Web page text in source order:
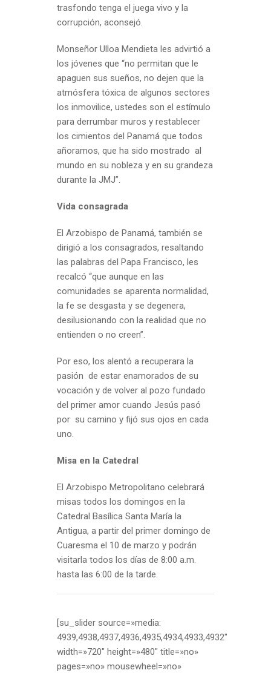
trasfondo tenga el juega vivo y la
corrupción, aconsejó.
Monseñor Ulloa Mendieta les advirtió a
los jóvenes que “no permitan que le
apaguen sus sueños, no dejen que la
atmósfera tóxica de algunos sectores
los inmovilice, ustedes son el estímulo
para derrumbar muros y restablecer
los cimientos del Panamá que todos
añoramos, que ha sido mostrado al
mundo en su nobleza y en su grandeza
durante la JMJ”.
Vida consagrada
El Arzobispo de Panamá, también se
dirigió a los consagrados, resaltando
las palabras del Papa Francisco, les
recalcó “que aunque en las
comunidades se aparenta normalidad,
la fe se desgasta y se degenera,
desilusionando con la realidad que no
entienden o no creen”.
Por eso, los alentó a recuperara la
pasión de estar enamorados de su
vocación y de volver al pozo fundado
del primer amor cuando Jesús pasó
por su camino y fijó sus ojos en cada
uno.
Misa en la Catedral
El Arzobispo Metropolitano celebrará
misas todos los domingos en la
Catedral Basílica Santa María la
Antigua, a partir del primer domingo de
Cuaresma el 10 de marzo y podrán
visitarla todos los días de 8:00 a.m.
hasta las 6:00 de la tarde.
[su_slider source=»media:
4939,4938,4937,4936,4935,4934,4933,4932″
width=»720″ height=»480″ title=»no»
pages=»no» mousewheel=»no»